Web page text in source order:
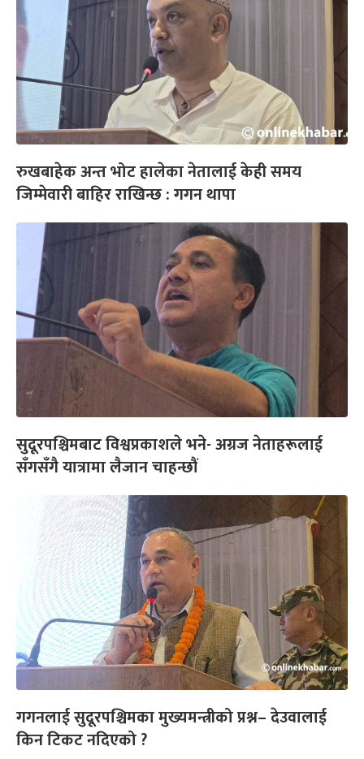
रुखबाहेक अन्त भोट हालेका नेतालाई केही समय
जिम्मेवारी बाहिर राखिन्छ : गगन थापा
सुदूरपश्चिमबाट विश्वप्रकाशले भने- अग्रज नेताहरूलाई
सँगसँगै यात्रामा लैजान चाहन्छौं
गगनलाई सुदूरपश्चिमका मुख्यमन्त्रीको प्रश्न– देउवालाई
किन टिकट नदिएको ?